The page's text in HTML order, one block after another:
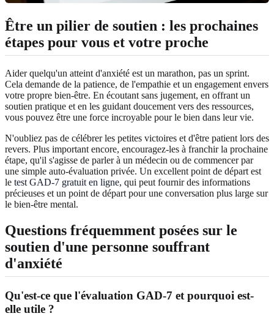
Être un pilier de soutien : les prochaines
étapes pour vous et votre proche
Aider quelqu'un atteint d'anxiété est un marathon, pas un sprint.
Cela demande de la patience, de l'empathie et un engagement envers
votre propre bien-être. En écoutant sans jugement, en offrant un
soutien pratique et en les guidant doucement vers des ressources,
vous pouvez être une force incroyable pour le bien dans leur vie.
N'oubliez pas de célébrer les petites victoires et d'être patient lors des
revers. Plus important encore, encouragez-les à franchir la prochaine
étape, qu'il s'agisse de parler à un médecin ou de commencer par
une simple auto-évaluation privée. Un excellent point de départ est
le test GAD-7 gratuit en ligne, qui peut fournir des informations
précieuses et un point de départ pour une conversation plus large sur
le bien-être mental.
Questions fréquemment posées sur le
soutien d'une personne souffrant
d'anxiété
Qu'est-ce que l'évaluation GAD-7 et pourquoi est-
elle utile ?